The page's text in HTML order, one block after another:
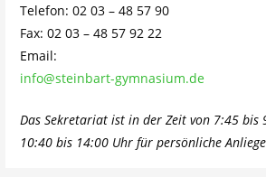
Telefon: 02 03 – 48 57 90
Fax: 02 03 – 48 57 92 22
Email:
info@steinbart-gymnasium.de
Das Sekretariat ist in der Zeit von 7:45 bis
10:40 bis 14:00 Uhr für persönliche